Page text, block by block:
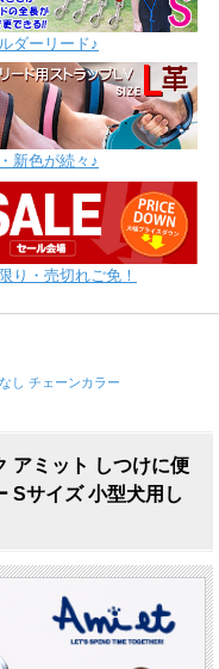
ダーリード♪
新色が続々♪
り・売切れご免！
し チェーンカラー
アミット しつけに便
Sサイズ 小型犬用し